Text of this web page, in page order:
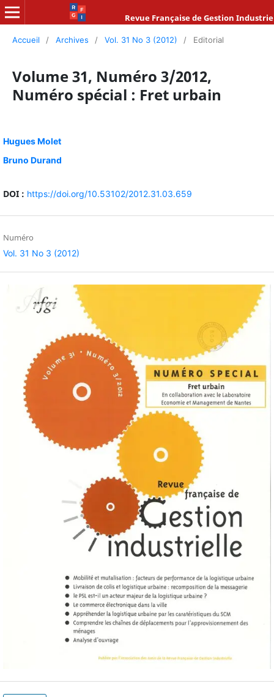
Revue Française de Gestion
Accueil / Archives / Vol. 31 No 3 (2012) / Editorial
Volume 31, Numéro 3/2012,
Numéro spécial : Fret urbain
Hugues Molet
Bruno Durand
DOI : https://doi.org/10.53102/2012.31.03.659
Numéro
Vol. 31 No 3 (2012)